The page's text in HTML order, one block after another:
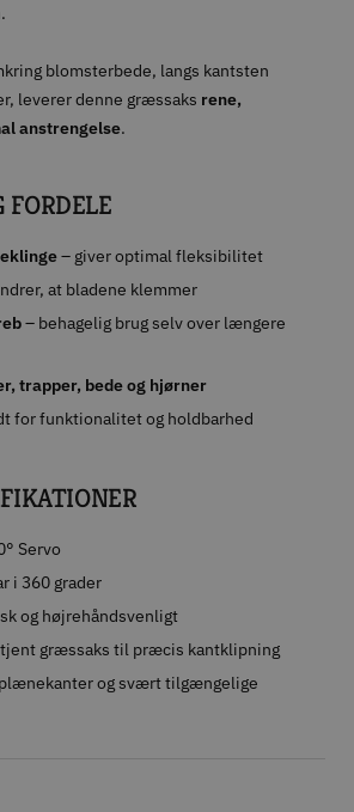
blomsterbede, langs kantsten
leverer denne græssaks rene,
anstrengelse.
FORDELE
– giver optimal fleksibilitet
at bladene klemmer
– behagelig brug selv over længere
trapper, bede og hjørner
for funktionalitet og holdbarhed
Servo
i 360 grader
og højrehåndsvenligt
græssaks til præcis kantklipning
og svært tilgængelige